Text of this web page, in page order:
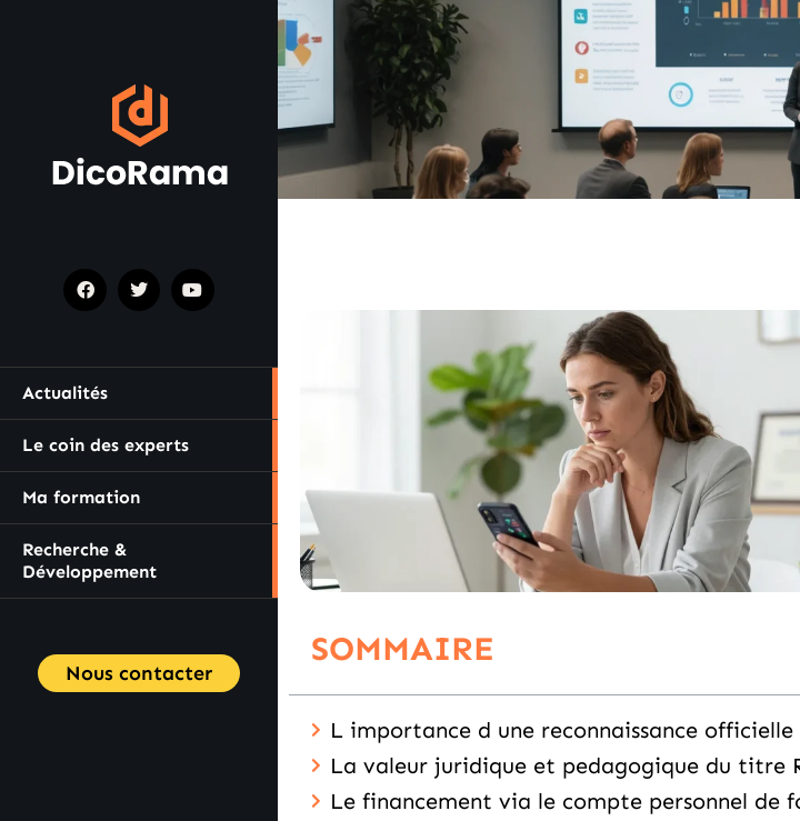
Actualités
Le coin des experts
Ma formation
Recherche &
Développement
Nous contacter
SOMMAIRE
L importance d une reconnaissance
La valeur juridique et pedagogique du titre
Le financement via le compte personnel de